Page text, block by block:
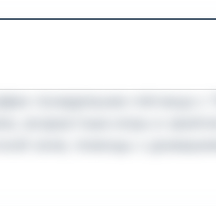
человека,
обсудить детали лично.